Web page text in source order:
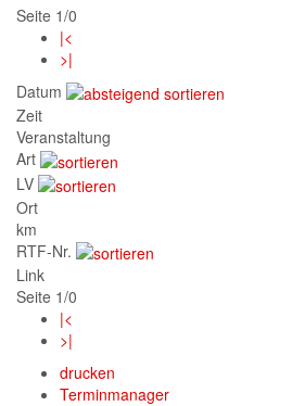
Seite 1/0
|<
>|
Datum
Zeit
Veranstaltung
Art
LV
Ort
km
RTF-Nr.
Link
Seite 1/0
|<
>|
drucken
Terminmanager